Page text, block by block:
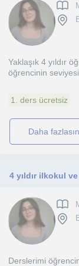
Yaklaşık 4 yıldır
öğrencinin
1. ders ücretsiz
daha
Derslerimi